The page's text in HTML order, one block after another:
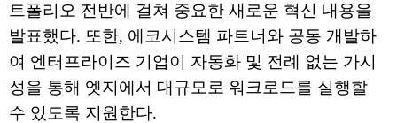
트폴리오 전반에 걸쳐 중요한 새로운 혁신 내용을
발표했다. 또한, 에코시스템 파트너와 공동 개발하
여 엔터프라이즈 기업이 자동화 및 전례 없는 가시
성을 통해 엣지에서 대규모로 워크로드를 실행할
수 있도록 지원한다.